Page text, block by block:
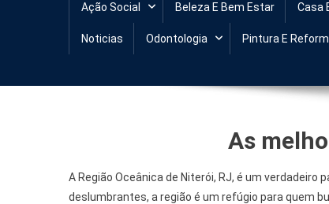
Ação Social Beleza E Bem Estar Casa
Noticias Odontologia Pintura E
As
A Região Oceânica de Niterói, RJ, é um
deslumbrantes, a região é um refúgio para quem